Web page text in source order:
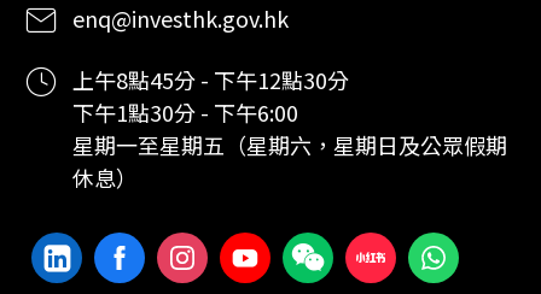
enq@investhk.gov.hk
上午8點45分 - 下午12點30分
下午1點30分 - 下午6:00
星期一至星期五（星期六，星期日及公眾假期
休息）